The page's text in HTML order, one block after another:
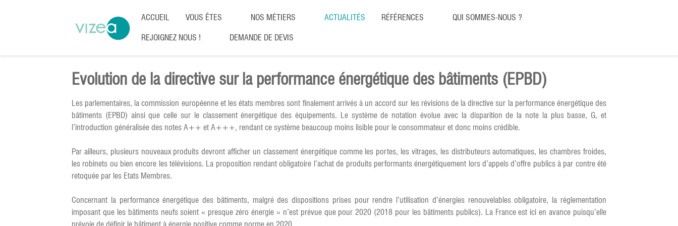
ACCUEIL VOUS ÊTES NOS MÉTIERS ACTUALITÉS RÉFÉRENCES QUI SOMMES-NOUS ?
REJOIGNEZ NOUS ! DEMANDE DE DEVIS
Evolution de la directive sur la performance énergétique des bâtiments (EPBD)
Les parlementaires, la commission européenne et les états membres sont finalement arrivés à un accord sur les révisions de la directive sur la performance énergétique des
bâtiments (EPBD) ainsi que celle sur le classement énergétique des équipements. Le système de notation évolue avec la disparition de la note la plus basse, G, et
l’introduction généralisée des notes A++ et A+++, rendant ce système beaucoup moins lisible pour le consommateur et donc moins crédible.
Par ailleurs, plusieurs nouveaux produits devront afficher un classement énergétique comme les portes, les vitrages, les distributeurs automatiques, les chambres froides,
les robinets ou bien encore les télévisions. La proposition rendant obligatoire l’achat de produits performants énergétiquement lors d’appels d’offre publics à par contre été
retoquée par les Etats Membres.
Concernant la performance énergétique des bâtiments, malgré des dispositions prises pour rendre l’utilisation d’énergies renouvelables obligatoire, la réglementation
imposant que les bâtiments neufs soient « presque zéro énergie » n’est prévue que pour 2020 (2018 pour les bâtiments publics). La France est ici en avance puisqu’elle